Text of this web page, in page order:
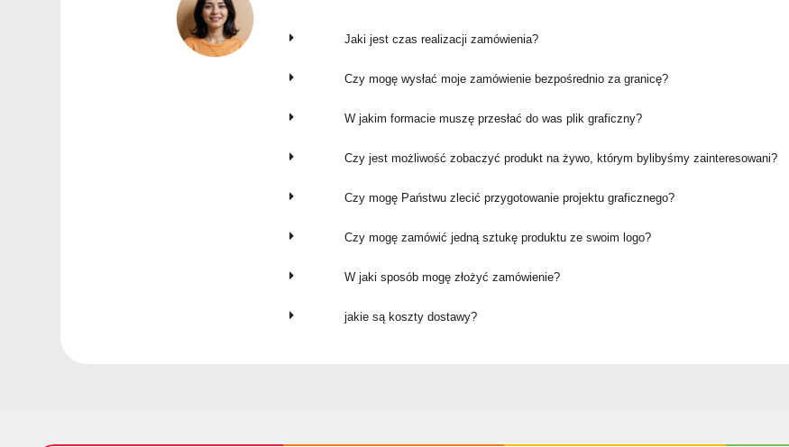
Jaki jest czas realizacji zamówienia?
Czy mogę wysłać moje zamówienie bezpośrednio za granicę?
W jakim formacie muszę przesłać do was plik graficzny?
Czy jest możliwość zobaczyć produkt na żywo, którym bylibyśmy zainteresowani?
Czy mogę Państwu zlecić przygotowanie projektu graficznego?
Czy mogę zamówić jedną sztukę produktu ze swoim logo?
W jaki sposób mogę złożyć zamówienie?
jakie są koszty dostawy?